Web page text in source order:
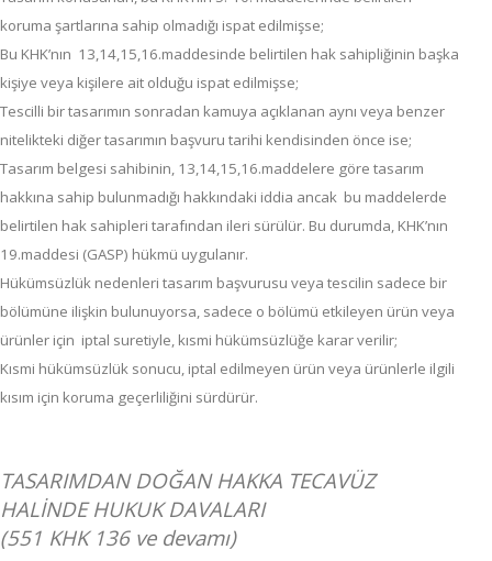
koruma şartlarına sahip olmadığı ispat edilmişse;
Bu KHK’nın 13,14,15,16.maddesinde belirtilen hak sahipliğinin başka
kişiye veya kişilere ait olduğu ispat edilmişse;
Tescilli bir tasarımın sonradan kamuya açıklanan aynı veya benzer
nitelikteki diğer tasarımın başvuru tarihi kendisinden önce ise;
Tasarım belgesi sahibinin, 13,14,15,16.maddelere göre tasarım
hakkına sahip bulunmadığı hakkındaki iddia ancak bu maddelerde
belirtilen hak sahipleri tarafından ileri sürülür. Bu durumda, KHK’nın
19.maddesi (GASP) hükmü uygulanır.
Hükümsüzlük nedenleri tasarım başvurusu veya tescilin sadece bir
bölümüne ilişkin bulunuyorsa, sadece o bölümü etkileyen ürün veya
ürünler için iptal suretiyle, kısmi hükümsüzlüğe karar verilir;
Kısmi hükümsüzlük sonucu, iptal edilmeyen ürün veya ürünlerle ilgili
kısım için koruma geçerliliğini sürdürür.
TASARIMDAN DOĞAN HAKKA TECAVÜZ
HALİNDE HUKUK DAVALARI
(551 KHK 136 ve devamı)